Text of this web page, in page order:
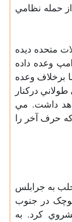
حمله نظامي
متحده ديده
وعده داده
برخلاف وعده
درکنار
داشت. مي
حرف آخر را
به جرابلس
در جنوب
کرد. به